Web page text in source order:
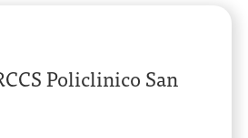
Policlinico San